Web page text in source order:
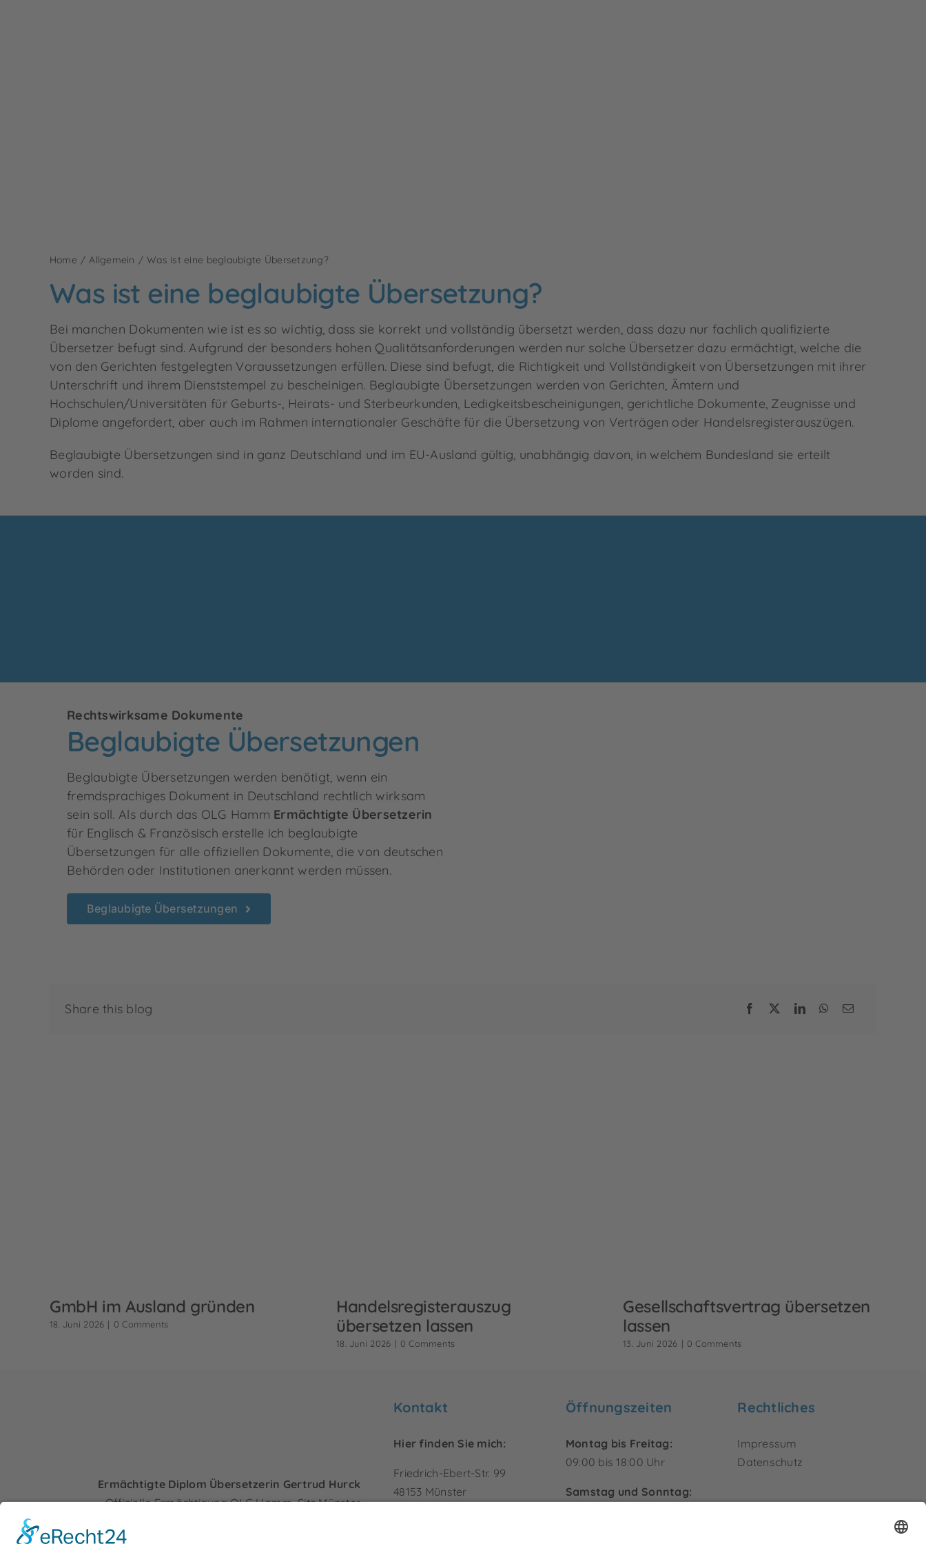
Home Allgemein Was ist eine beglaubigte Übersetzung?
Was ist eine beglaubigte Übersetzung?
Bei manchen Dokumenten wie ist es so wichtig, dass sie korrekt und vollständig übersetzt werden, dass dazu nur fachlich qualifizierte
Übersetzer befugt sind. Aufgrund der besonders hohen Qualitätsanforderungen werden nur solche Übersetzer dazu ermächtigt, welche die
von den Gerichten festgelegten Voraussetzungen erfüllen. Diese sind befugt, die Richtigkeit und Vollständigkeit von Übersetzungen mit ihrer
Unterschrift und ihrem Dienststempel zu bescheinigen. Beglaubigte Übersetzungen werden von Gerichten, Ämtern und
Hochschulen/Universitäten für Geburts-, Heirats- und Sterbeurkunden, Ledigkeitsbescheinigungen, gerichtliche Dokumente, Zeugnisse und
Diplome angefordert, aber auch im Rahmen internationaler Geschäfte für die Übersetzung von Verträgen oder Handelsregisterauszügen.
Beglaubigte Übersetzungen sind in ganz Deutschland und im EU-Ausland gültig, unabhängig davon, in welchem Bundesland sie erteilt
worden sind.
Rechtswirksame Dokumente
Beglaubigte Übersetzungen
Beglaubigte Übersetzungen werden benötigt, wenn ein
fremdsprachiges Dokument in Deutschland rechtlich wirksam
sein soll. Als durch das OLG Hamm Ermächtigte Übersetzerin
für Englisch & Französisch erstelle ich beglaubigte
Übersetzungen für alle offiziellen Dokumente, die von deutschen
Behörden oder Institutionen anerkannt werden müssen.
Beglaubigte Übersetzungen
Share this blog
GmbH im Ausland gründen
18. Juni 2026 | 0 Comments
Handelsregisterauszug
übersetzen lassen
18. Juni 2026 | 0 Comments
Gesellschaftsvertrag übersetzen
lassen
13. Juni 2026 | 0 Comments
Ermächtigte Diplom Übersetzerin Gertrud Hurck
Offizielle Ermächtigung OLG Hamm, Sitz Münster
Übersetzern, bundesweit anerkannt bei allen Gerichten,
Kontakt
Hier finden Sie mich:
Friedrich-Ebert-Str. 99
48153 Münster
Öffnungszeiten
Montag bis Freitag:
09:00 bis 18:00 Uhr
Samstag und Sonntag:
Rechtliches
Impressum
Datenschutz